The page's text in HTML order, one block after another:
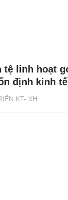
KT- XH
tệ linh hoạt
định kinh